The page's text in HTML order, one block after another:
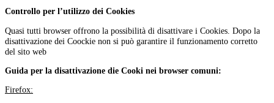
Controllo per l’utilizzo dei Cookies
Quasi tutti browser offrono la possibilità di disattivare i Cookies. Dopo la
disattivazione dei Coockie non si può garantire il funzionamento corretto
del sito web
Guida per la disattivazione die Cooki nei browser comuni:
Firefox: